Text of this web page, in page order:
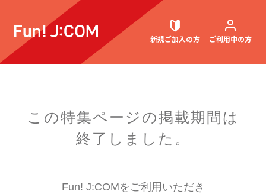
新規ご加入の方 ご利用中の方
この特集ページの掲載期間は
終了しました。
Fun! J:COMをご利用いただき